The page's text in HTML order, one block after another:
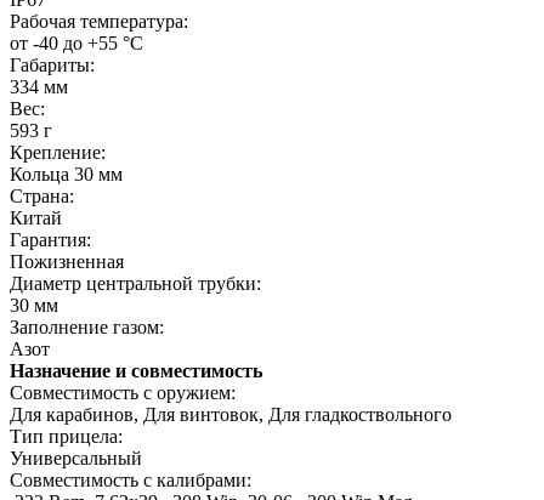
Рабочая температура:
от -40 до +55 °C
Габариты:
334 мм
Вес:
593 г
Крепление:
Кольца 30 мм
Страна:
Китай
Гарантия:
Пожизненная
Диаметр центральной трубки:
30 мм
Заполнение газом:
Азот
Назначение и совместимость
Совместимость с оружием:
Для карабинов, Для винтовок, Для гладкоствольного
Тип прицела:
Универсальный
Совместимость с калибрами: